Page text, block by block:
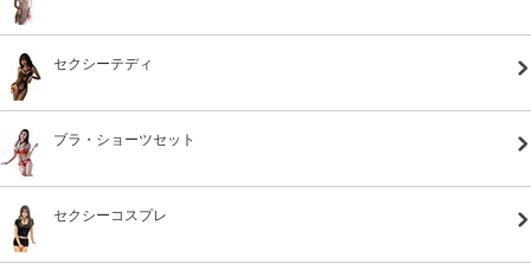
セクシーテディ
ブラ・ショーツセット
セクシーコスプレ